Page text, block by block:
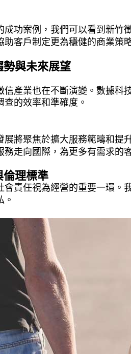
成功案例，我們可以看到新竹
助客戶制定更為穩健的商業策
與未來展望
信產業也在不斷演變。數據科
的效率和準確度。
展將聚焦於擴大服務範疇和提
務走向國際，為更多有需求的
倫理標準
會責任視為經營的重要一環。
。